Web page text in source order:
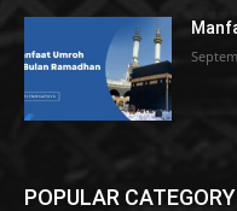
POPULAR CATEGORY